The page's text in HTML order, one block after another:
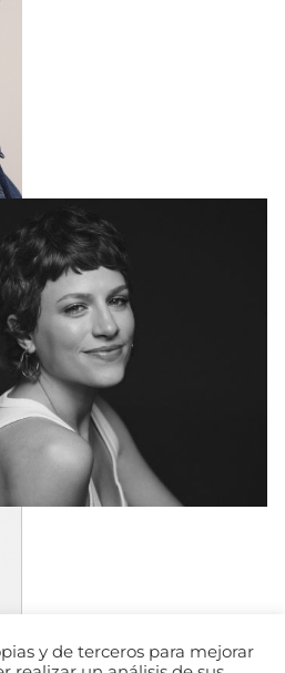
y de terceros para mejorar